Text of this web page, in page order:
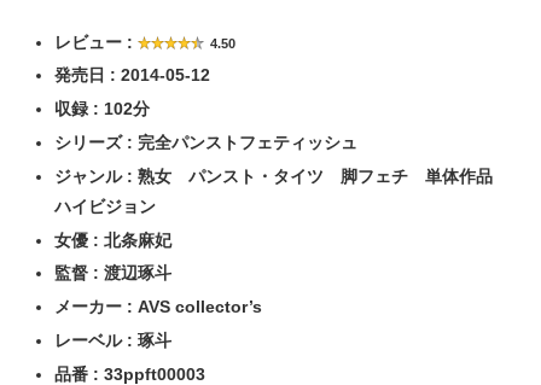
レビュー : 4.50
発売日 : 2014-05-12
収録 : 102分
シリーズ : 完全パンストフェティッシュ
ジャンル : 熟女 パンスト・タイツ 脚フェチ 単体作品
ハイビジョン
女優 : 北条麻妃
監督 : 渡辺琢斗
メーカー : AVS collector’s
レーベル : 琢斗
品番 : 33ppft00003